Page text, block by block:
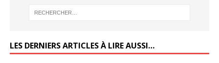
LES DERNIERS ARTICLES À LIRE AUSSI…